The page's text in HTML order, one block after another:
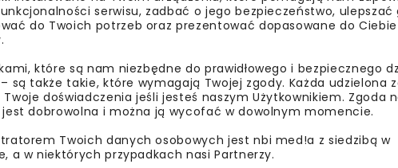
na otoczenie. Zabezpieczano drzewa, unikało się
— entomologów, ichtiologów i chiropterologów.
powstają specjalne ekrany naprowadzające.
z okresu wpływów rzymskich. Odkrycie fragmentów naczyń,
i przekazanie znalezisk służbom konserwatorskim. Prace
frontu robót i przesunięcia w harmonogramie.
r.
serwisu, zadbać o jego bezpieczeństwo, ulepszać
do Twoich potrzeb oraz prezentować dopasowane do
które są nam niezbędne do prawidłowego i bezpiecznego
są także takie, które wymagają Twojej zgody. Każda udzielona
doświadczenia jeśli jesteś naszym Użytkownikiem. Zgoda
dobrowolna i można ją wycofać w dowolnym momencie.
Twoich danych osobowych jest nbi med!a z siedzibą w
a w niektórych przypadkach nasi Partnerzy.